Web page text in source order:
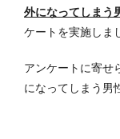
外になってしまう
ケートを実施しま
アンケートに寄せ
になってしまう男